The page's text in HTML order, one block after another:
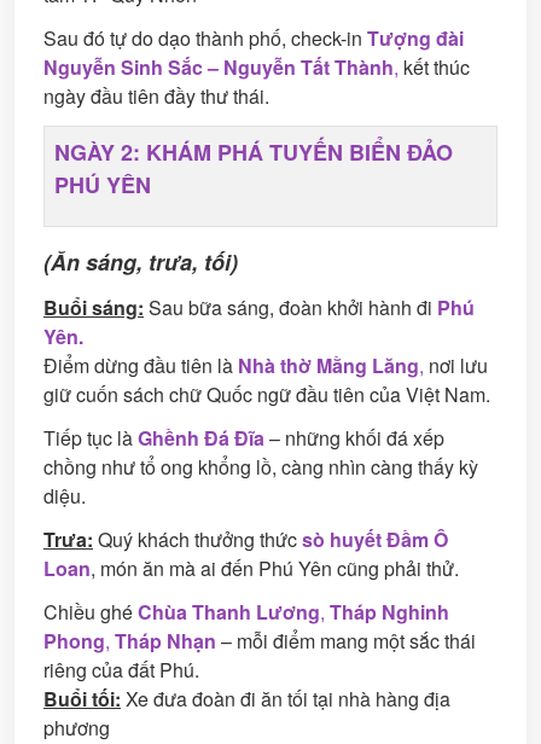
Sau đó tự do dạo thành phố, check-in Tượng đài
Nguyễn Sinh Sắc – Nguyễn Tất Thành, kết thúc
ngày đầu tiên đầy thư thái.
NGÀY 2: KHÁM PHÁ TUYẾN BIỂN ĐẢO
PHÚ YÊN
(Ăn sáng, trưa, tối)
Buổi sáng: Sau bữa sáng, đoàn khởi hành đi Phú
Yên.
Điểm dừng đầu tiên là Nhà thờ Mằng Lăng, nơi lưu
giữ cuốn sách chữ Quốc ngữ đầu tiên của Việt Nam.
Tiếp tục làGhềnh Đá Đĩa– những khối đá xếp
chồng như tổ ong khổng lồ, càng nhìn càng thấy kỳ
diệu.
Trưa: Quý khách thưởng thứcsò huyết Đầm Ô
Loan, món ăn mà ai đến Phú Yên cũng phải thử.
Chiều ghéChùa Thanh Lương, Tháp Nghinh
Phong, Tháp Nhạn – mỗi điểm mang một sắc thái
riêng của đất Phú.
Buổi tối: Xe đưa đoàn đi ăn tối tại nhà hàng địa
phương